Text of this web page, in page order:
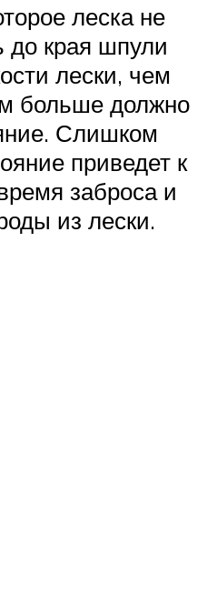
леска не
до края шпули
лески, чем
больше должно
Слишком
приведет к
заброса и
из лески.